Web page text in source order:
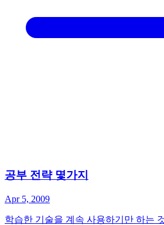
공부 전략 몇가지
Apr 5, 2009
학습한 기술을 계속 사용하기만 하는